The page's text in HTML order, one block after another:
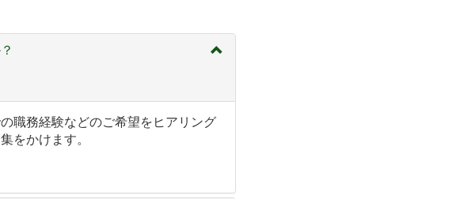
職務経験などのご希望をヒアリング
をかけます。